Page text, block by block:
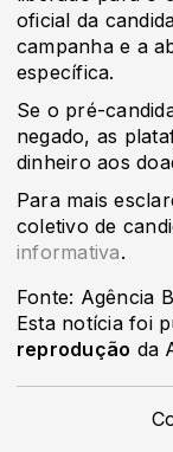
oficial da
campanha e a
específica.
Se o pré-
negado, as
dinheiro aos
Para mais
coletivo de
informativa.
Fonte: Agência
Esta notícia foi
reprodução da